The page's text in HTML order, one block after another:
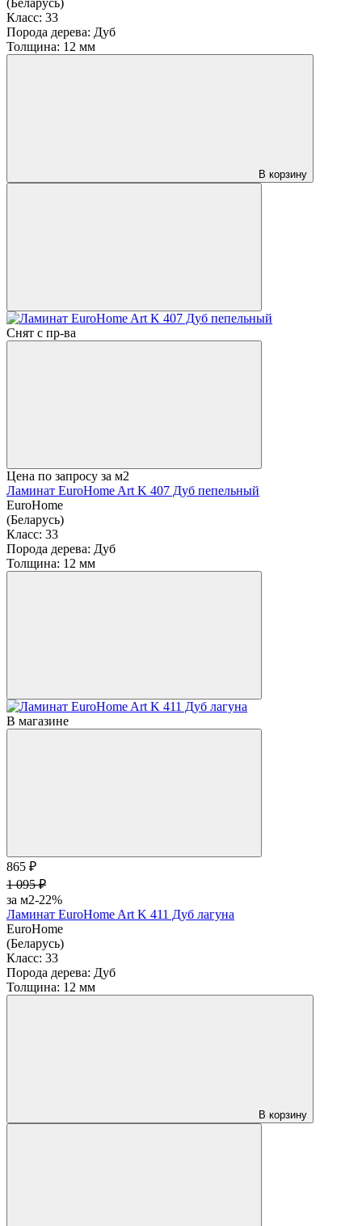
(Беларусь)
Класс: 33
Порода дерева: Дуб
Толщина: 12 мм
В корзину
Снят с пр-ва
Цена по запросу за м2
Ламинат EuroHome Art K 407 Дуб пепельный
EuroHome
(Беларусь)
Класс: 33
Порода дерева: Дуб
Толщина: 12 мм
В магазине
865 ₽
1 095 ₽
за м2-22%
Ламинат EuroHome Art K 411 Дуб лагуна
EuroHome
(Беларусь)
Класс: 33
Порода дерева: Дуб
Толщина: 12 мм
В корзину